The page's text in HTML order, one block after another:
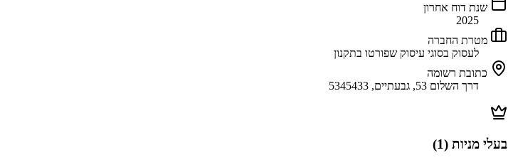
שנת דוח אחרון
2025
מטרת החברה
לעסוק בסוגי עיסוק שפורטו בתקנון
כתובת רשומה
דרך השלום 53, גבעתיים, 5345433
בעלי מניות (1
)